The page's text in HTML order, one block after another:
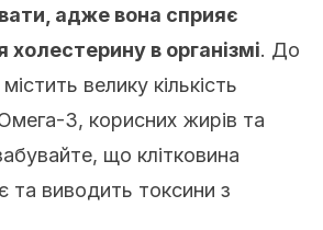
адже вона сприяє
холестерину в організмі. До
велику кількість
3, корисних жирів та
що клітковина
та виводить токсини з